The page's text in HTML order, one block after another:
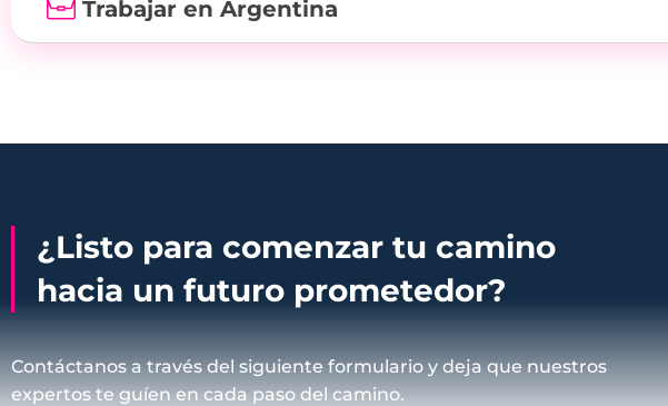
Trabajar en Argentina
¿Listo para comenzar tu camino
hacia un futuro prometedor?
Contáctanos a través del siguiente formulario y deja que nuestros
expertos te guíen en cada paso del camino.